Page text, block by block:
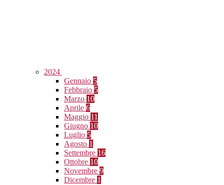
2024
Gennaio 5
Febbraio 5
Marzo 10
Aprile 6
Maggio 11
Giugno 10
Luglio 5
Agosto 1
Settembre 16
Ottobre 10
Novembre 9
Dicembre 1